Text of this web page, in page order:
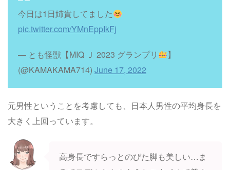
今日は1日姉貴してました
pic.twitter.com/YMnEppIkFj
— とも怪獣【MIQ Ｊ 2023 グランプリ
】
(@KAMAKAMA714) June 17, 2022
元男性ということを考慮しても、日本人男性の平均身長を
大きく上回っています。
高身長ですらっとのびた脚も美しい…ま